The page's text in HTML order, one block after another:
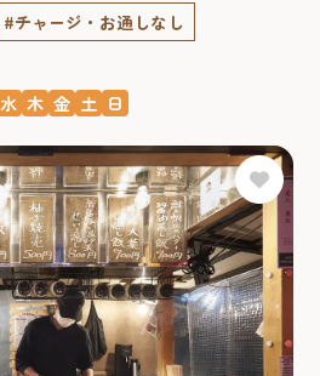
#チャージ・お通しなし
水 木 金 土 日